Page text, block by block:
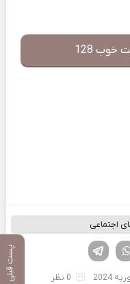
پست قبلی
128
اجتماعی
لینکدین
0 نظر